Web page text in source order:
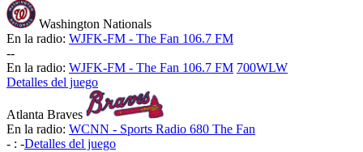
Washington Nationals
En la radio: WJFK-FM - The Fan 106.7 FM
--
En la radio: WJFK-FM - The Fan 106.7 FM 700WLW
Detalles del juego
Atlanta Braves
En la radio: WCNN - Sports Radio 680 The Fan
- : -Detalles del juego